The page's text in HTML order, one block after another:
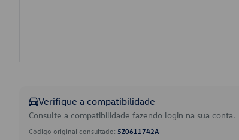
Verifique a compatibilidade
Consulte a compatibilidade fazendo login na sua conta.
Código original consultado: 5Z0611742A